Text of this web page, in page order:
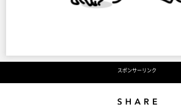
スポンサーリンク